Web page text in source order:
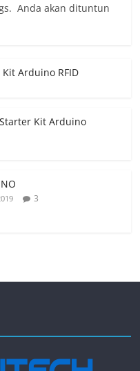
Anda akan dituntun
Arduino RFID
Starter Kit Arduino
3